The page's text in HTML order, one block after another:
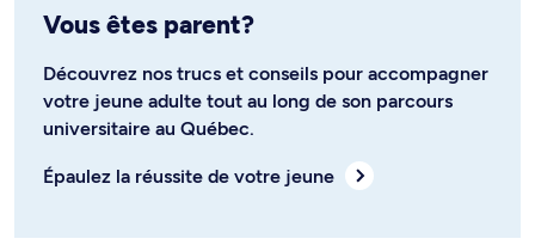
Vous êtes parent?
Découvrez nos trucs et conseils pour accompagner
votre jeune adulte tout au long de son parcours
universitaire au Québec.
Épaulez la réussite de votre jeune